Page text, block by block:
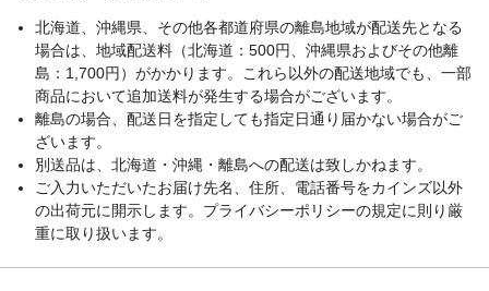
北海道、沖縄県、その他各都道府県の離島地域が配送先となる
場合は、地域配送料（北海道：500円、沖縄県およびその他離
島：1,700円）がかかります。これら以外の配送地域でも、一部
商品において追加送料が発生する場合がございます。
離島の場合、配送日を指定しても指定日通り届かない場合がご
ざいます。
別送品は、北海道・沖縄・離島への配送は致しかねます。
ご入力いただいたお届け先名、住所、電話番号をカインズ以外
の出荷元に開示します。プライバシーポリシーの規定に則り厳
重に取り扱います。